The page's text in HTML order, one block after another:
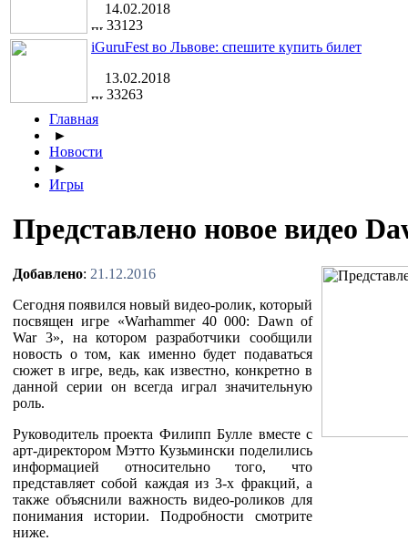
14.02.2018
33123
iGuruFest во Львове: спешите купить билет
13.02.2018
33263
Главная
►
Новости
►
Игры
Представлено новое видео
Добавлено: 21.12.2016
Сегодня появился новый видео-ролик, который
посвящен игре «Warhammer 40 000: Dawn of
War 3», на котором разработчики сообщили
новость о том, как именно будет подаваться
сюжет в игре, ведь, как известно, конкретно в
данной серии он всегда играл значительную
роль.
Руководитель проекта Филипп Булле вместе с
арт-директором Мэтто Кузьмински поделились
информацией относительно того, что
представляет собой каждая из 3-х фракций, а
также объяснили важность видео-роликов для
понимания истории. Подробности смотрите
ниже.